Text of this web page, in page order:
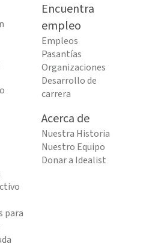
Encuentra
empleo
Empleos
Pasantías
Organizaciones
Desarrollo de
carrera
para
Acerca de
Nuestra Historia
Nuestro Equipo
Donar a Idealist